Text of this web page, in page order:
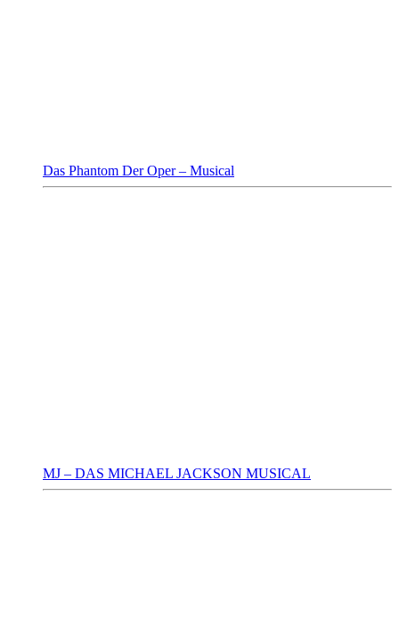
Das Phantom Der Oper – Musical
MJ – DAS MICHAEL JACKSON MUSICAL